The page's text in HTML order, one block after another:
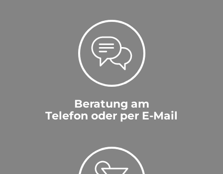
Beratung am
Telefon oder per E-Mail